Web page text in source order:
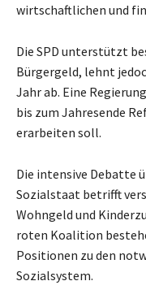
wirtschaftlichen und
Die SPD unterstützt
Bürgergeld, lehnt
Jahr ab. Eine
bis zum Jahresende
erarbeiten soll.
Die intensive Debatte
Sozialstaat betrifft
Wohngeld und
roten Koalition
Positionen zu den
Sozialsystem.